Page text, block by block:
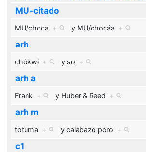
MU-citado
MU/choca + y MU/chocáa +
arh
chókwɨ + y so +
arh a
Frank + y Huber & Reed +
arh m
totuma + y calabazo poro +
c1